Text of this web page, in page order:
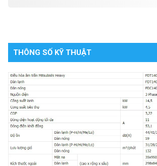
THÔNG SỐ KỸ THUẬT